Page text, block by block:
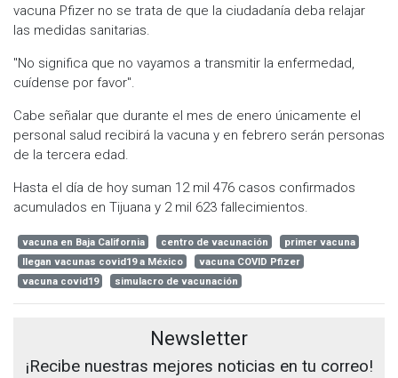
vacuna Pfizer no se trata de que la ciudadanía deba relajar
las medidas sanitarias.
"No significa que no vayamos a transmitir la enfermedad,
cuídense por favor".
Cabe señalar que durante el mes de enero únicamente el
personal salud recibirá la vacuna y en febrero serán personas
de la tercera edad.
Hasta el día de hoy suman 12 mil 476 casos confirmados
acumulados en Tijuana y 2 mil 623 fallecimientos.
vacuna en Baja California centro de vacunación
primer vacuna
llegan vacunas covid19 a México
vacuna COVID Pfizer
vacuna covid19
simulacro de vacunación
Newsletter
¡Recibe nuestras mejores noticias en tu correo!